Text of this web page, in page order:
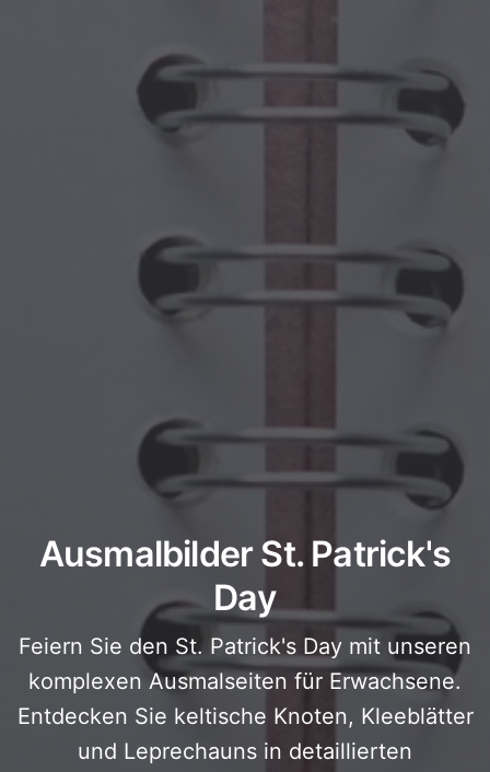
Ausmalbilder St. Patrick's
Day
Feiern Sie den St. Patrick's Day mit unseren
komplexen Ausmalseiten für Erwachsene.
Entdecken Sie keltische Knoten, Kleeblätter
und Leprechauns in detaillierten